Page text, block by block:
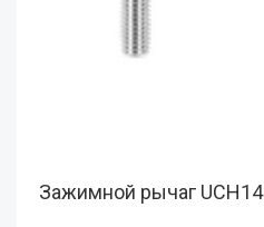
Зажимной рычаг UCH14